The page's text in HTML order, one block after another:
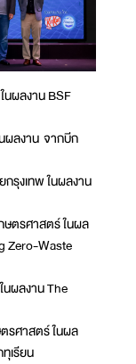
ผลงาน BSF
ผลงาน จากบีก
รุงเทพ ในผลงาน
ตรศาสตร์ ในผล
Zero-Waste
ผลงาน The
รศาสตร์ ในผล
เรียน